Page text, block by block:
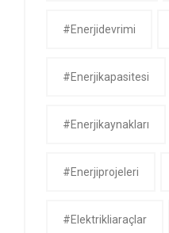
#enerjidevrimi
#enerjikapasitesi
#enerjikaynakları
#enerjiprojeleri
#elektrikliaraçlar